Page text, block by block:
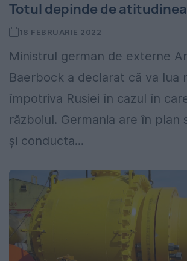
Totul depinde de
18 FEBRUARIE 2022
Ministrul german de externe
Baerbock a declarat că va lua
împotriva Rusiei în cazul în
războiul. Germania are în plan
și conducta...